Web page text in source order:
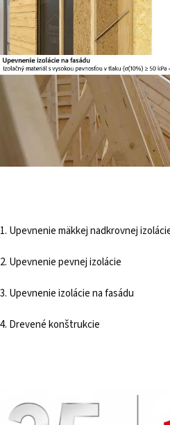
1. Upevnenie mäkkej nadkrovnej
2. Upevnenie pevnej izolácie
3. Upevnenie izolácie na fasádu
4. Drevené konštrukcie